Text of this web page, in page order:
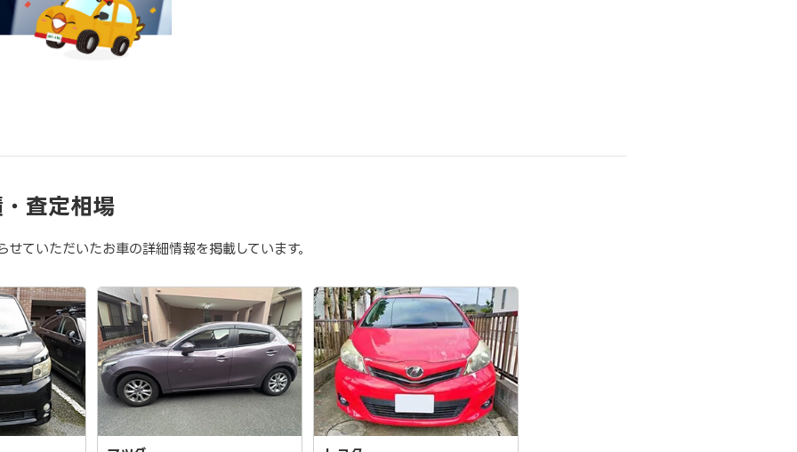
査定相場
ていただいたお車の詳細情報を掲載しています。